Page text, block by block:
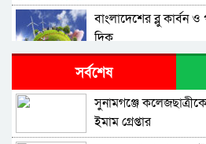
বাংলাদেশের ব্লু
দিক
রাশিয়া-ইউক্রেন যুদ্ধ
হয়েছে : গাজীউল হাসান
ময়লার ভাগাড় অপসারণের
মানববন্ধন
সর্বশেষ
সুনামগঞ্জে
ইমাম গ্রেপ্তার